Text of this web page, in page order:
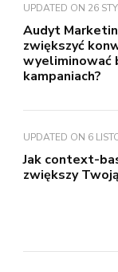
UPDATED ON 26
Audyt
zwiększyć
wyeliminować
kampaniach?
UPDATED ON 6
Jak context-
zwiększy